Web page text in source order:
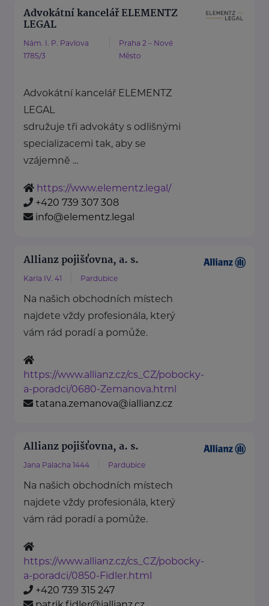
Advokátní kancelář ELEMENTZ
LEGAL
Nám. I. P. Pavlova
1785/3
Praha 2 – Nové
Město
Advokátní kancelář ELEMENTZ
LEGAL
sdružuje tři advokáty s odlišnými
specializacemi tak, aby se
vzájemně ...
https://www.elementz.legal/
+420 739 307 308
info@elementz.legal
Allianz pojišťovna, a. s.
Karla IV. 41 Pardubice
Na našich obchodních místech
najdete vždy profesionála, který
vám rád poradí a pomůže.
https://www.allianz.cz/cs_CZ/pobocky-
a-poradci/0680-Zemanova.html
tatana.zemanova@iallianz.cz
Allianz pojišťovna, a. s.
Jana Palacha 1444 Pardubice
Na našich obchodních místech
najdete vždy profesionála, který
vám rád poradí a pomůže.
https://www.allianz.cz/cs_CZ/pobocky-
a-poradci/0850-Fidler.html
+420 739 315 247